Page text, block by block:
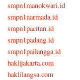
smpn1manokwari.id
smpn1narmada.id
smpn1pacitan.id
smpn1padang.id
smpn1pailangga.id
haklijakarta.com
haklilangsa.com